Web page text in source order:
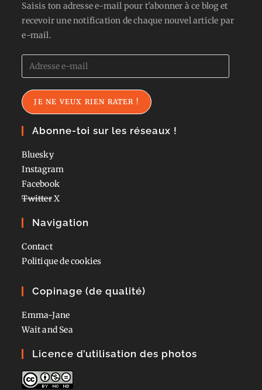
Saisis ton adresse e-mail pour t'abonner à ce blog et
recevoir une notification de chaque nouvel article par
e-mail.
Adresse
e-
mail
JE NE VEUX RIEN RATER !
Abonne-toi sur les réseaux !
Bluesky
Instagram
Facebook
TwitterX
Navigation
Contact
Politique de cookies
Copinage (de qualité)
Emma-Jane
Wait and Sea
Licence d’utilisation des photos